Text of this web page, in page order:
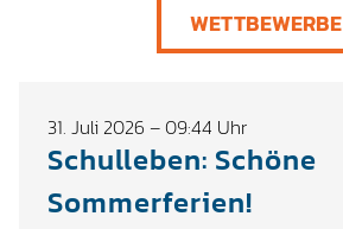
WETTBEWERBE
31. Juli 2026 – 09:44 Uhr
Schulleben: Schöne
Sommerferien!